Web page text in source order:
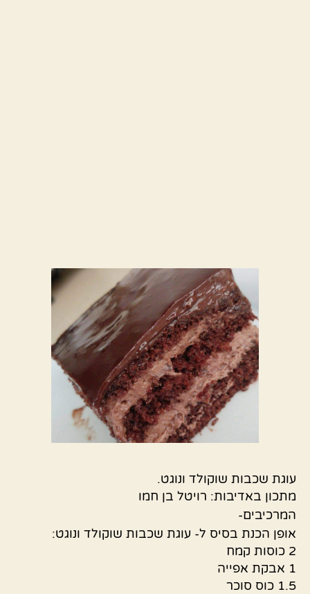
עוגת שכבות שוקולד ונוגט.
מתכון באדיבות: רויטל בן חמו
המרכיבים-
אופן הכנת בסיס ל- עוגת שכבות שוקולד ונוגט:
2 כוסות קמח
1 אבקת אפייה
1.5 כוס סוכר